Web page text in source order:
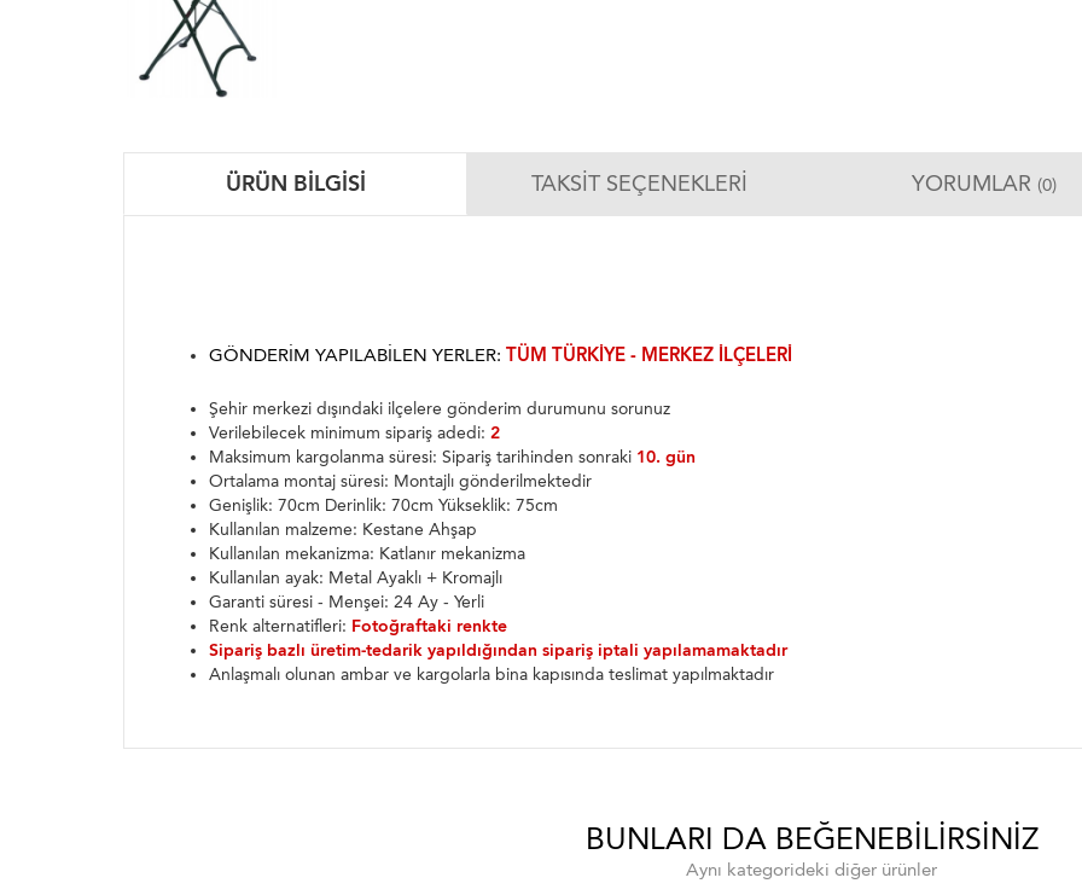
ÜRÜN BILGISI TAKSIT SEÇENEKLERI YORUMLAR (0)
GÖNDERIM YAPILABILEN YERLER: TÜM TÜRKIYE - MERKEZ ILÇELERI
Şehir merkezi dışındaki ilçelere gönderim durumunu sorunuz
Verilebilecek minimum sipariş adedi: 2
Maksimum kargolanma süresi: Sipariş tarihinden sonraki 10. gün
Ortalama montaj süresi: Montajlı gönderilmektedir
Genişlik: 70cm Derinlik: 70cm Yükseklik: 75cm
Kullanılan malzeme: Kestane Ahşap
Kullanılan mekanizma: Katlanır mekanizma
Kullanılan ayak: Metal Ayaklı + Kromajlı
Garanti süresi - Menşei: 24 Ay - Yerli
Renk alternatifleri: Fotoğraftaki renkte
Sipariş bazlı üretim-tedarik yapıldığından sipariş iptali yapılamamaktadır
Anlaşmalı olunan ambar ve kargolarla bina kapısında teslimat yapılmaktadır
BUNLARI DA BEĞENEBILIRSINIZ
Aynı kategorideki diğer ürünler